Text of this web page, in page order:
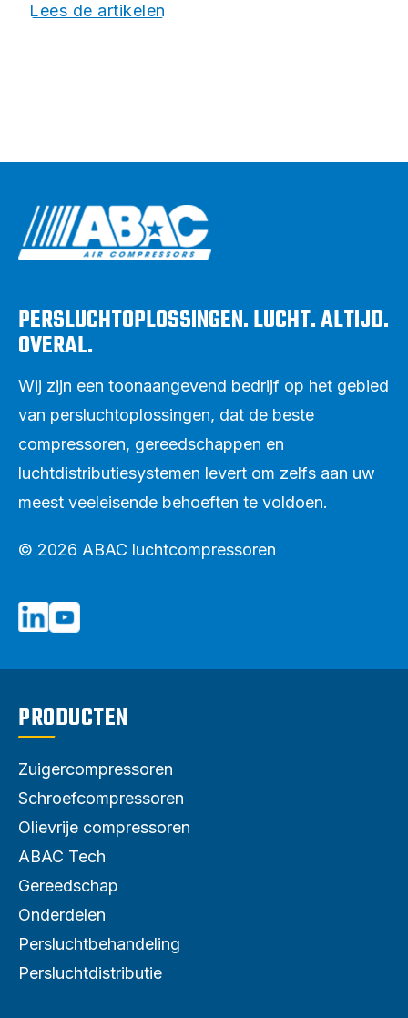
Lees de artikelen
PERSLUCHTOPLOSSINGEN. LUCHT. ALTIJD.
OVERAL.
Wij zijn een toonaangevend bedrijf op het gebied
van persluchtoplossingen, dat de beste
compressoren, gereedschappen en
luchtdistributiesystemen levert om zelfs aan uw
meest veeleisende behoeften te voldoen.
© 2026 ABAC luchtcompressoren
PRODUCTEN
Zuigercompressoren
Schroefcompressoren
Olievrije compressoren
ABAC Tech
Gereedschap
Onderdelen
Persluchtbehandeling
Persluchtdistributie